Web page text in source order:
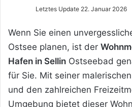
Letztes Update 22. Januar 2026
Wenn Sie einen
Ostsee planen, ist der
Hafen in Sellin Ostseebad
für Sie. Mit seiner
und den zahlreichen
Umgebung bietet dieser